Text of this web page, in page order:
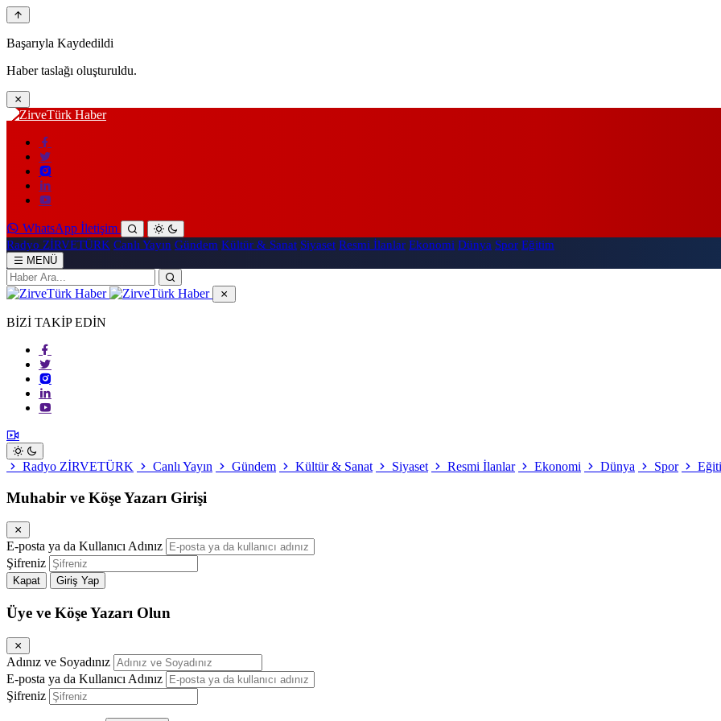
Başarıyla Kaydedildi
Haber taslağı oluşturuldu.
WhatsApp İletişim
Radyo ZİRVETÜRK Canlı Yayın Gündem Kültür & Sanat Siyaset Resmi İlanlar Ekonomi Dünya Spor Eğitim
MENÜ
BİZİ TAKİP EDİN
Radyo ZİRVETÜRK Canlı Yayın Gündem Kültür & Sanat Siyaset Resmi İlanlar Ekonomi Dünya Spor
Muhabir ve Köşe Yazarı Girişi
E-posta ya da Kullanıcı Adınız
Şifreniz
Kapat Giriş Yap
Üye ve Köşe Yazarı Olun
Adınız ve Soyadınız
E-posta ya da Kullanıcı Adınız
Şifreniz